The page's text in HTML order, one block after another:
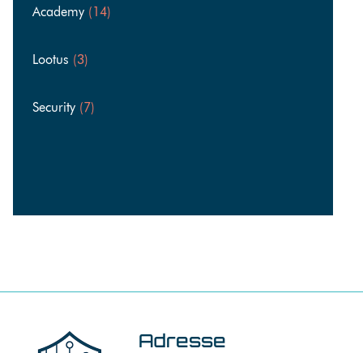
Academy (14)
Lootus (3)
Security (7)
Adresse